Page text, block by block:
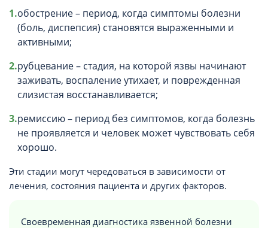
обострение – период, когда симптомы болезни
(боль, диспепсия) становятся выраженными и
активными;
рубцевание – стадия, на которой язвы начинают
заживать, воспаление утихает, и поврежденная
слизистая восстанавливается;
ремиссию – период без симптомов, когда болезнь
не проявляется и человек может чувствовать себя
хорошо.
Эти стадии могут чередоваться в зависимости от
лечения, состояния пациента и других факторов.
Своевременная диагностика язвенной болезни